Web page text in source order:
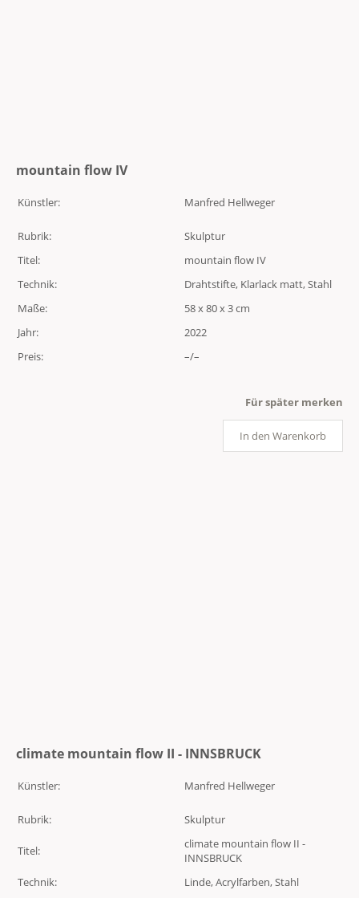
mountain flow IV
Künstler: Manfred Hellweger
Rubrik:
Skulptur
Titel:
mountain flow IV
Technik:
Drahtstifte, Klarlack matt, Stahl
Maße:
58 x 80 x 3 cm
Jahr:
2022
Preis:
–/–
Für später merken
In den Warenkorb
climate mountain flow II - INNSBRUCK
Künstler: Manfred Hellweger
Rubrik: Skulptur
Titel:
climate mountain flow II -
INNSBRUCK
Technik:
Linde, Acrylfarben, Stahl